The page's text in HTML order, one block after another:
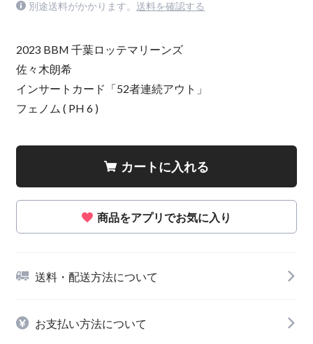
別途送料がかかります。 送料を確認する
2023 BBM 千葉ロッテマリーンズ
佐々木朗希
インサートカード「52者連続アウト」
フェノム ( PH 6 )
カートに入れる
商品をアプリでお気に入り
送料・配送方法について
お支払い方法について